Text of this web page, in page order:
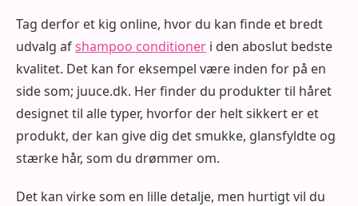
Tag derfor et kig online, hvor du kan finde et bredt
udvalg afshampoo conditioner i den aboslut bedste
kvalitet. Det kan for eksempel være inden for på en
side som; juuce.dk. Her finder du produkter til håret
designet til alle typer, hvorfor der helt sikkert er et
produkt, der kan give dig det smukke, glansfyldte og
stærke hår, som du drømmer om.
Det kan virke som en lille detalje, men hurtigt vil du